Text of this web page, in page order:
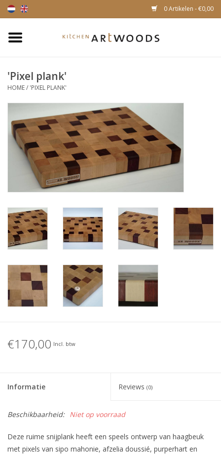
0 Artikelen - €0,00
Snijplanken
Kaasplankjes
Magnetische houten
messenhouders
'Pixel plank'
HOME/ 'PIXEL PLANK'
€170,00 Incl. btw
Informatie Reviews (0)
Beschikbaarheid: Niet op voorraad
Deze ruime snijplank heeft een speels ontwerp van haagbeuk
met pixels van sipo mahonie, afzelia doussié, purperhart en